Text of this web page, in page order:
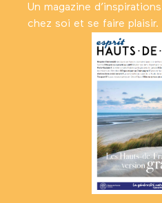
Un magazine
chez soi et se faire